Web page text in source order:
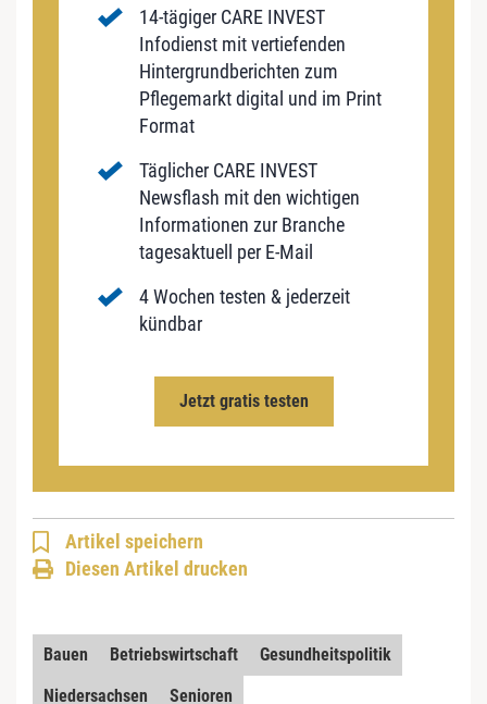
14-tägiger CARE INVEST
Infodienst mit vertiefenden
Hintergrundberichten zum
Pflegemarkt digital und im Print
Format
Täglicher CARE INVEST
Newsflash mit den wichtigen
Informationen zur Branche
tagesaktuell per E-Mail
4 Wochen testen & jederzeit
kündbar
Jetzt gratis testen
Artikel speichern
Diesen Artikel drucken
Bauen Betriebswirtschaft
Gesundheitspolitik
Niedersachsen
Senioren